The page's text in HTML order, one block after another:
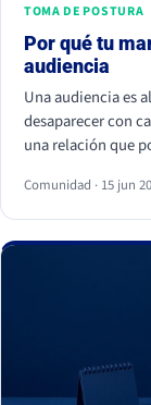
TOMA DE POSTURA
Por qué tu
audiencia
Una audiencia es
desaparecer con
una relación que
comunidad
Comunidad · 15 jun